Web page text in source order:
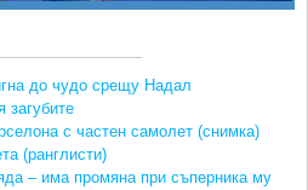
до чудо срещу Надал
загубите
с частен самолет (снимка)
(ранглисти)
– има промяна при съперника му